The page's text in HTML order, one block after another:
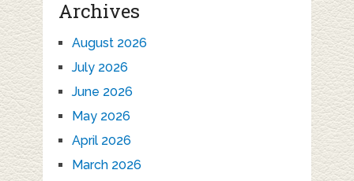
Archives
August 2026
July 2026
June 2026
May 2026
April 2026
March 2026